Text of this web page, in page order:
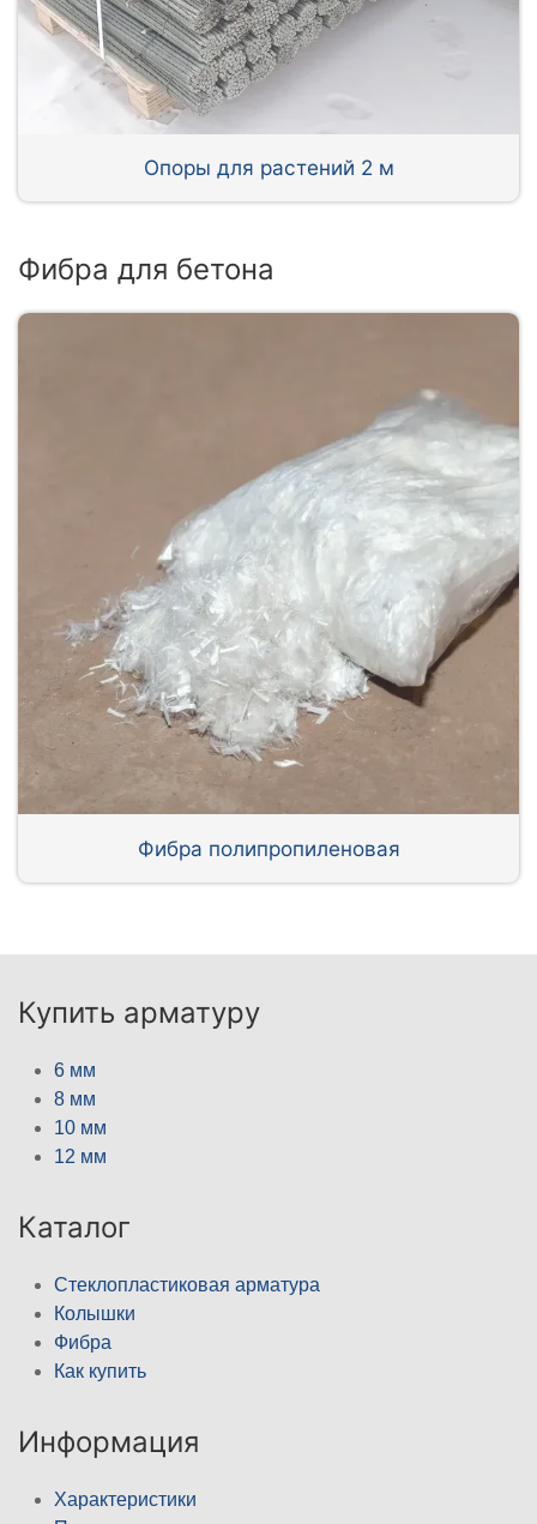
Опоры для растений 2 м
Фибра для бетона
Фибра полипропиленовая
Купить арматуру
6 мм
8 мм
10 мм
12 мм
Каталог
Стеклопластиковая арматура
Колышки
Фибра
Как купить
Информация
Характеристики